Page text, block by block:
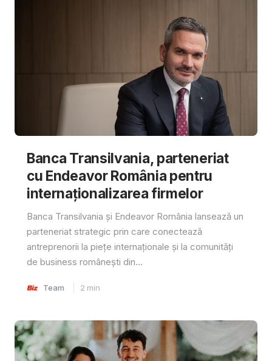
Banca Transilvania, parteneriat
cu Endeavor România pentru
internaționalizarea firmelor
Banca Transilvania și Endeavor România lansează un
parteneriat strategic prin care conectează
antreprenorii la piețe internaționale și la comunități
de business românești din...
Team 2 min